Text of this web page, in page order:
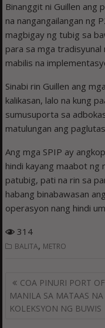
Binanggit ni Guillen ang
na nangangailangan ng
magbigay ng tubig sa
para sa mga tradisyunal
mabilis na
Sinabi rin Guillen ang
kalikasan, lalo na kung
sumusuporta sa
matulungan ang
Ang mga SPIP ay
hindi kayang maabot ng
patubig, pati na rin sa
habang binabawasan
operasyon nang hindi
314
BALITA, METRO
Post
navigation
COA PINURI PORT OF
MANILA SA MATAAS NA
KOLEKSYON NG BUWIS